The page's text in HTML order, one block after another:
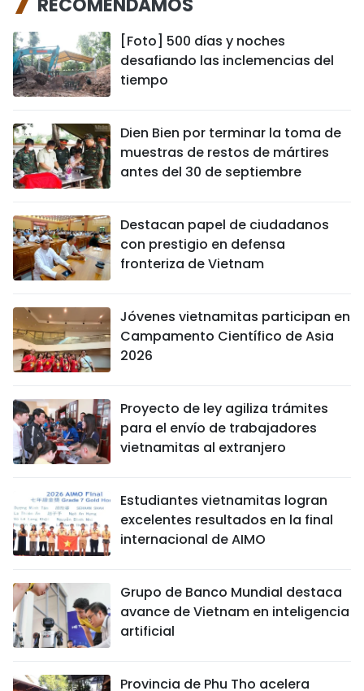
RECOMENDAMOS
[Foto] 500 días y noches
desafiando las inclemencias del
tiempo
Dien Bien por terminar la toma de
muestras de restos de mártires
antes del 30 de septiembre
Destacan papel de ciudadanos
con prestigio en defensa
fronteriza de Vietnam
Jóvenes vietnamitas participan en
Campamento Científico de Asia
2026
Proyecto de ley agiliza trámites
para el envío de trabajadores
vietnamitas al extranjero
Estudiantes vietnamitas logran
excelentes resultados en la final
internacional de AIMO
Grupo de Banco Mundial destaca
avance de Vietnam en inteligencia
artificial
Provincia de Phu Tho acelera